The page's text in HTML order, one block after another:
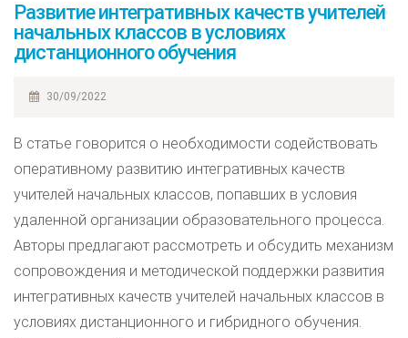
Развитие интегративных качеств учителей
начальных классов в условиях
дистанционного обучения
30/09/2022
В статье говорится о необходимости содействовать
оперативному развитию интегративных качеств
учителей начальных классов, попавших в условия
удаленной организации образовательного процесса.
Авторы предлагают рассмотреть и обсудить механизм
сопровождения и методической поддержки развития
интегративных качеств учителей начальных классов в
условиях дистанционного и гибридного обучения.